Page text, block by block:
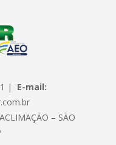
| E-mail:
– SÃO